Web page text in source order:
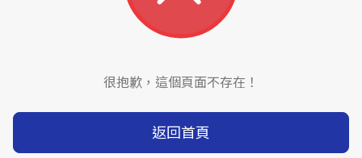
很抱歉，這個頁面不存在！
返回首頁